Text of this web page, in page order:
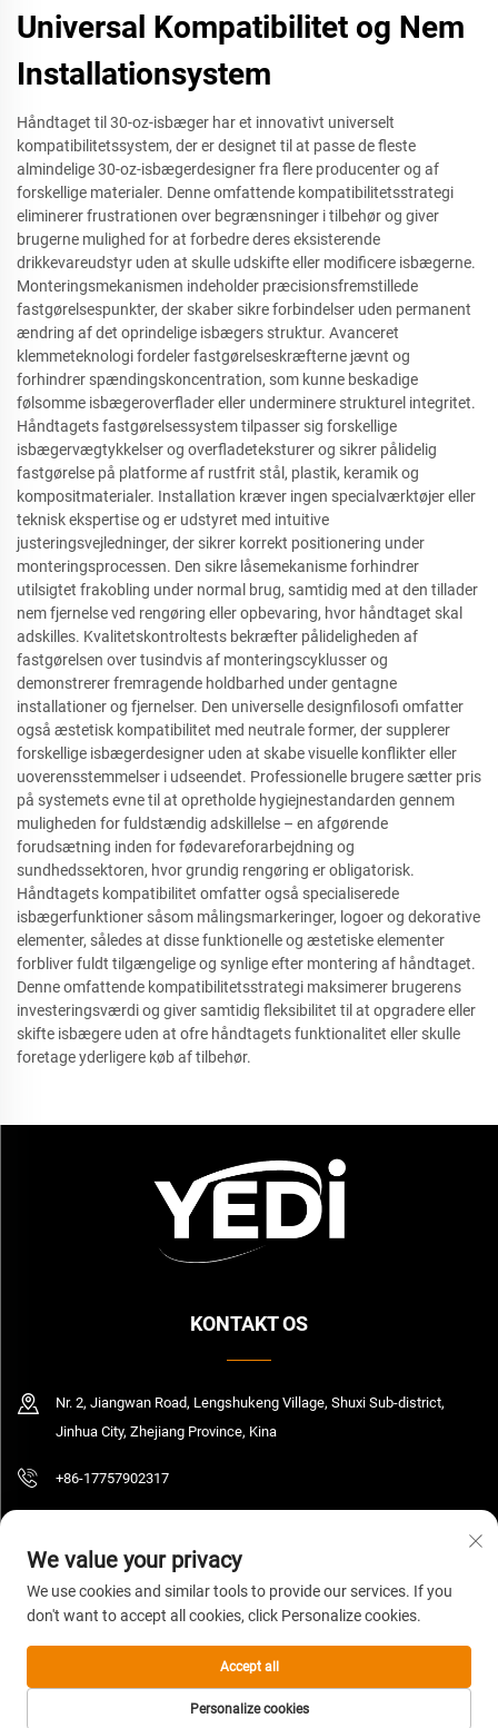
Universal Kompatibilitet og Nem
Installationsystem
Håndtaget til 30-oz-isbæger har et innovativt universelt
kompatibilitetssystem, der er designet til at passe de fleste
almindelige 30-oz-isbægerdesigner fra flere producenter og af
forskellige materialer. Denne omfattende kompatibilitetsstrategi
eliminerer frustrationen over begrænsninger i tilbehør og giver
brugerne mulighed for at forbedre deres eksisterende
drikkevareudstyr uden at skulle udskifte eller modificere isbægerne.
Monteringsmekanismen indeholder præcisionsfremstillede
fastgørelsespunkter, der skaber sikre forbindelser uden permanent
ændring af det oprindelige isbægers struktur. Avanceret
klemmeteknologi fordeler fastgørelseskræfterne jævnt og
forhindrer spændingskoncentration, som kunne beskadige
følsomme isbægeroverflader eller underminere strukturel integritet.
Håndtagets fastgørelsessystem tilpasser sig forskellige
isbægervægtykkelser og overfladeteksturer og sikrer pålidelig
fastgørelse på platforme af rustfrit stål, plastik, keramik og
kompositmaterialer. Installation kræver ingen specialværktøjer eller
teknisk ekspertise og er udstyret med intuitive
justeringsvejledninger, der sikrer korrekt positionering under
monteringsprocessen. Den sikre låsemekanisme forhindrer
utilsigtet frakobling under normal brug, samtidig med at den tillader
nem fjernelse ved rengøring eller opbevaring, hvor håndtaget skal
adskilles. Kvalitetskontroltests bekræfter pålideligheden af
fastgørelsen over tusindvis af monteringscyklusser og
demonstrerer fremragende holdbarhed under gentagne
installationer og fjernelser. Den universelle designfilosofi omfatter
også æstetisk kompatibilitet med neutrale former, der supplerer
forskellige isbægerdesigner uden at skabe visuelle konflikter eller
uoverensstemmelser i udseendet. Professionelle brugere sætter pris
på systemets evne til at opretholde hygiejnestandarden gennem
muligheden for fuldstændig adskillelse – en afgørende
forudsætning inden for fødevareforarbejdning og
sundhedssektoren, hvor grundig rengøring er obligatorisk.
Håndtagets kompatibilitet omfatter også specialiserede
isbægerfunktioner såsom målingsmarkeringer, logoer og dekorative
elementer, således at disse funktionelle og æstetiske elementer
forbliver fuldt tilgængelige og synlige efter montering af håndtaget.
Denne omfattende kompatibilitetsstrategi maksimerer brugerens
investeringsværdi og giver samtidig fleksibilitet til at opgradere eller
skifte isbægere uden at ofre håndtagets funktionalitet eller skulle
foretage yderligere køb af tilbehør.
KONTAKT OS
Nr. 2, Jiangwan Road, Lengshukeng Village, Shuxi Sub-district,
Jinhua City, Zhejiang Province, Kina
+86-17757902317
Copyright © 2026 Zhejiang Yedi Industry And Trade Co., Ltd. Alle rettigheder
forbeholdt. Privatlivspolitik
We value your privacy
We use cookies and similar tools to provide our services. If you
don't want to accept all cookies, click Personalize cookies.
Personalize cookies
Accept all